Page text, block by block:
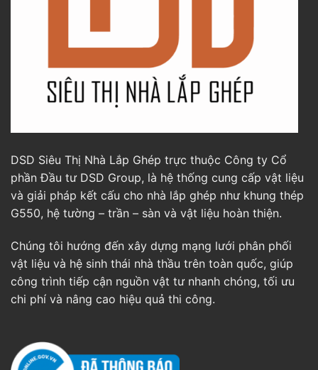
DSD Siêu Thị Nhà Lắp Ghép trực thuộc Công ty Cổ
phần Đầu tư DSD Group, là hệ thống cung cấp vật liệu
và giải pháp kết cấu cho nhà lắp ghép như khung thép
G550, hệ tường – trần – sàn và vật liệu hoàn thiện.
Chúng tôi hướng đến xây dựng mạng lưới phân phối
vật liệu và hệ sinh thái nhà thầu trên toàn quốc, giúp
công trình tiếp cận nguồn vật tư nhanh chóng, tối ưu
chi phí và nâng cao hiệu quả thi công.